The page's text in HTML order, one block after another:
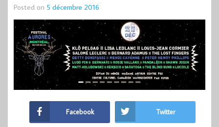
Posted on 5 décembre 2016
Facebook Twitter